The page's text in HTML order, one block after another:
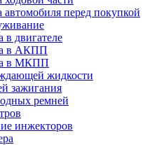
автомобиля перед покупкой
в двигателе
в АКПП
в МКПП
жидкости
зажигания
ремней
инжекторов